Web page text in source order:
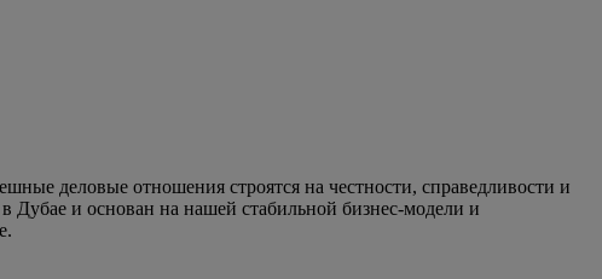
деловые отношения строятся на честности, справедливости и
Дубае и основан на нашей стабильной бизнес-модели и